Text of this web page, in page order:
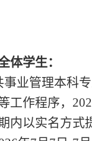
体学生：
事业管理本科
工作程序，
内以实名方式